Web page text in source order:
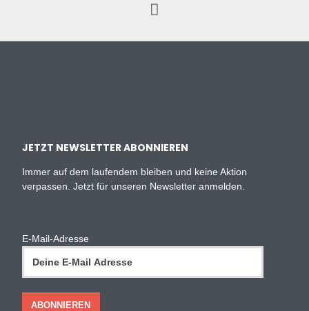
JETZT NEWSLETTER ABONNIEREN
Immer auf dem laufendem bleiben und keine Aktion
verpassen. Jetzt für unseren Newsletter anmelden.
E-Mail-Adresse